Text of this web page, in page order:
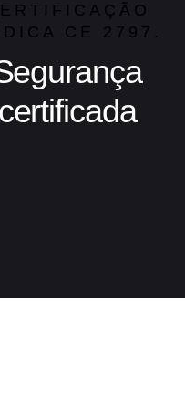
CE 2797.
certificada